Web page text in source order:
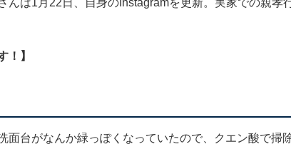
んは1月22日、自身のInstagramを更新。実家での親孝
！】
面台がなんか緑っぽくなっていたので、クエン酸で掃